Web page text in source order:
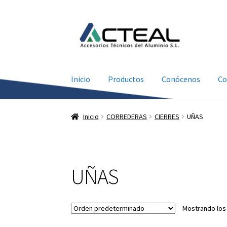
Inicio Productos Conócenos
Inicio CORREDERAS CIERRES UÑAS
UÑAS
Mostrando